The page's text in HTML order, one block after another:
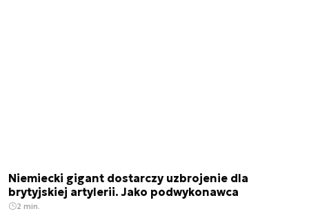
Niemiecki gigant dostarczy uzbrojenie dla
brytyjskiej artylerii. Jako podwykonawca
2 min.